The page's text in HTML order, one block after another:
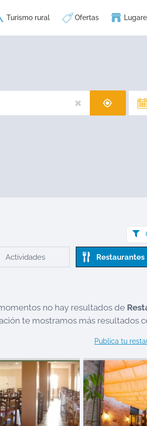
Turismo rural Ofertas
Actividades Restaurantes
no hay resultados de
te mostramos más resultados
Publica tu